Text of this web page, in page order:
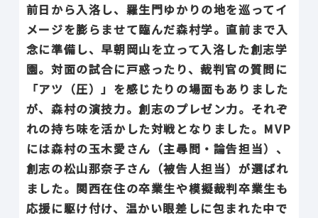
前日から入洛し、羅生門ゆかりの地を巡ってイ
メージを膨らませて臨んだ森村学。直前まで入
念に準備し、早朝岡山を立って入洛した創志学
園。対面の試合に戸惑ったり、裁判官の質問に
「アツ（圧）」を感じたりの場面もありました
が、森村の演技力。創志のプレゼン力。それぞ
れの持ち味を活かした対戦となりました。MVP
には森村の玉木愛さん（主尋問・論告担当）、
創志の松山那奈子さん（被告人担当）が選ばれ
ました。関西在住の卒業生や模擬裁判卒業生も
応援に駆け付け、温かい眼差しに包まれた中で